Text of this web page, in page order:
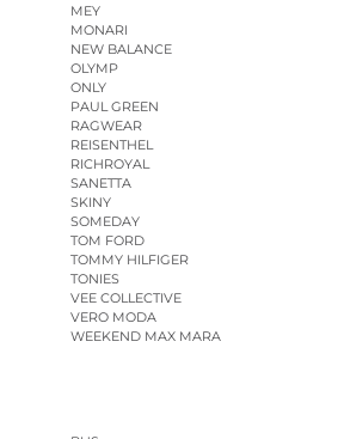
MEY
MONARI
NEW BALANCE
OLYMP
ONLY
PAUL GREEN
RAGWEAR
REISENTHEL
RICHROYAL
SANETTA
SKINY
SOMEDAY
TOM FORD
TOMMY HILFIGER
TONIES
VEE COLLECTIVE
VERO MODA
WEEKEND MAX MARA